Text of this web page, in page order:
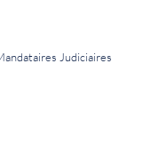
Judiciaires